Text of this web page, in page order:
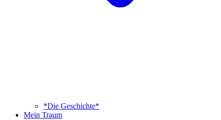
*Die Geschichte*
Mein Traum